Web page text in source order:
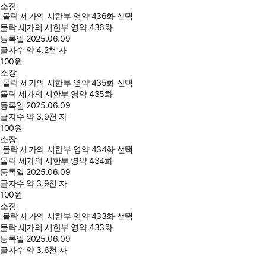
소장
몰락 세가의 시한부 영약 436화 선택
몰락 세가의 시한부 영약 436화
등록일 2025.06.09
글자수 약 4.2천 자
100원
소장
몰락 세가의 시한부 영약 435화 선택
몰락 세가의 시한부 영약 435화
등록일 2025.06.09
글자수 약 3.9천 자
100원
소장
몰락 세가의 시한부 영약 434화 선택
몰락 세가의 시한부 영약 434화
등록일 2025.06.09
글자수 약 3.9천 자
100원
소장
몰락 세가의 시한부 영약 433화 선택
몰락 세가의 시한부 영약 433화
등록일 2025.06.09
글자수 약 3.6천 자